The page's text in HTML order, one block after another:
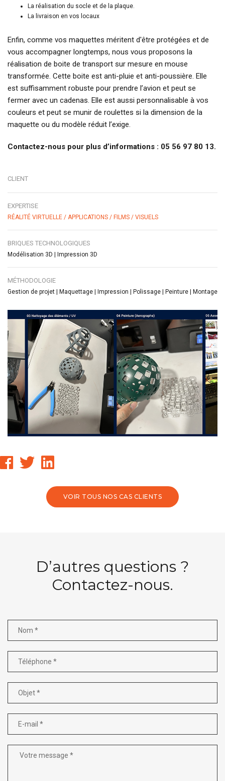
La réalisation du socle et de la plaque.
La livraison en vos locaux
Enfin, comme vos maquettes méritent d'être protégées et de
vous accompagner longtemps, nous vous proposons la
réalisation de boite de transport sur mesure en mouse
transformée. Cette boite est anti-pluie et anti-poussière. Elle
est suffisamment robuste pour prendre l’avion et peut se
fermer avec un cadenas. Elle est aussi personnalisable à vos
couleurs et peut se munir de roulettes si la dimension de la
maquette ou du modèle réduit l’exige.
Contactez-nous pour plus d’informations : 05 56 97 80 13.
CLIENT
EXPERTISE
RÉALITÉ VIRTUELLE / APPLICATIONS / FILMS / VISUELS
BRIQUES TECHNOLOGIQUES
Modélisation 3D | Impression 3D
MÉTHODOLOGIE
Gestion de projet | Maquettage | Impression | Polissage | Peinture | Montage
VOIR TOUS NOS CAS CLIENTS
D’autres questions ?
Contactez-nous.